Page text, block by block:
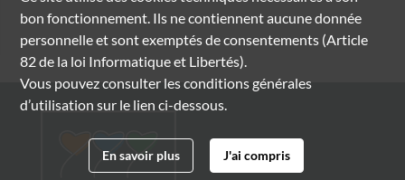
bon fonctionnement. Ils ne contiennent aucune donnée
personnelle et sont exemptés de consentements (Article
82 de la loi Informatique et Libertés).
Vous pouvez consulter les conditions générales
d’utilisation sur le lien ci-dessous.
En savoir plus J'ai compris